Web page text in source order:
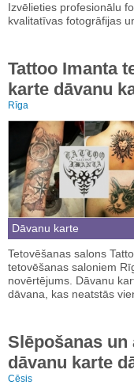
Izvēlieties profesionālu
kvalitatīvas fotogrāfijas
Tattoo Imanta
karte dāvanu
Rīga
Dāvanu karte
Tetovēšanas salons
tetovēšanas saloniem
novērtējums. Dāvanu
dāvana, kas neatstās
Slēpošanas un
dāvanu karte
Cēsis